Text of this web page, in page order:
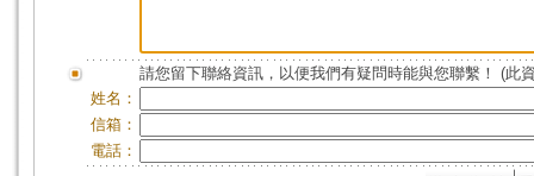
請您留下聯絡資訊，以便我們有疑問時能與您聯繫！ (此
姓名：
信箱：
電話：